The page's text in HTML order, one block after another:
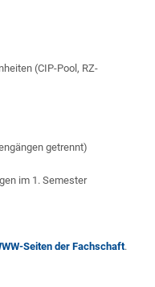
(CIP-Pool, RZ-
getrennt)
im 1. Semester
Seiten der Fachschaft.